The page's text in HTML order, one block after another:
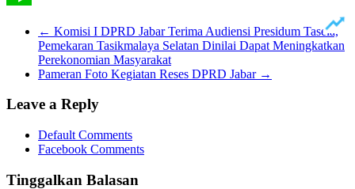
← Komisi I DPRD Jabar Terima Audiensi Presidum Tasela,
Pemekaran Tasikmalaya Selatan Dinilai Dapat Meningkatkan
Perekonomian Masyarakat
Pameran Foto Kegiatan Reses DPRD Jabar →
Leave a Reply
Default Comments
Facebook Comments
Tinggalkan Balasan